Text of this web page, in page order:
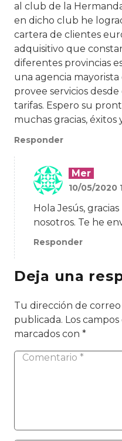
al club de la
en dicho club he
cartera de clientes
adquisitivo que
diferentes provincias
una agencia
provee servicios
tarifas. Espero su
muchas gracias, éxitos
Responder
Mer
10/05/2020
Hola Jesús,
nosotros. Te he
Responder
Deja una
Tu dirección de
publicada. Los
marcados con *